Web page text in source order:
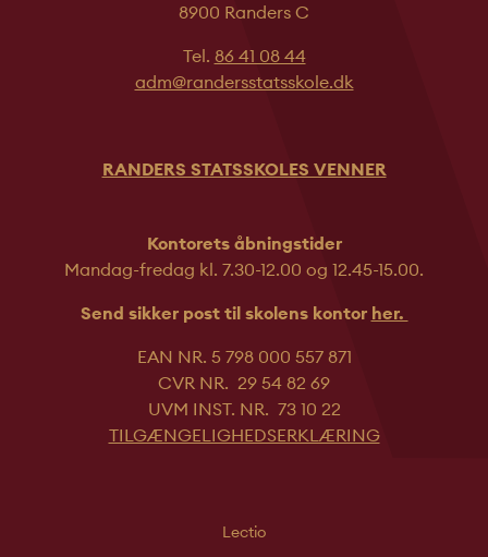
8900 Randers C
Tel. 86 41 08 44
adm@randersstatsskole.dk
RANDERS STATSSKOLES VENNER
Kontorets åbningstider
Mandag-fredag kl. 7.30-12.00 og 12.45-15.00.
Send sikker post til skolens kontor her.
EAN NR. 5 798 000 557 871
CVR NR. 29 54 82 69
UVM INST. NR. 73 10 22
TILGÆNGELIGHEDSERKLÆRING
Lectio